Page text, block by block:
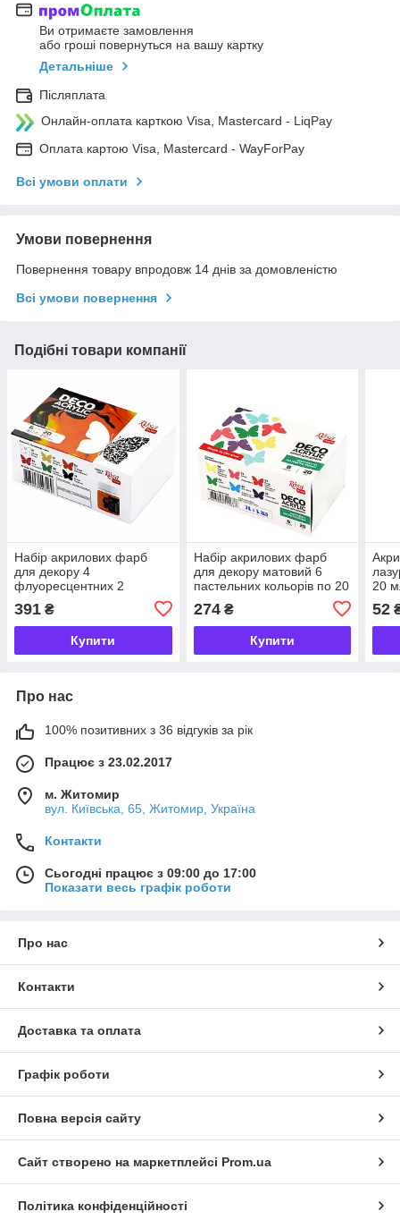
Ви отримаєте замовлення
або гроші повернуться на вашу картку
Детальніше
Післяплата
Онлайн-оплата карткою Visa, Mastercard - LiqPay
Оплата картою Visa, Mastercard - WayForPay
Всі умови оплати
Умови повернення
Повернення товару впродовж 14 днів за домовленістю
Всі умови повернення
Подібні товари компанії
Набір акрилових фарб
для декору 4
флуоресцентних 2
Talent, 90747268
391 ₴
Купити
Набір акрилових фарб
для декору матовий 6
пастельних кольорів по 20
мл Rosa Talent, 90747130
274₴
Купити
20
52
Про нас
100% позитивних з 36 відгуків за рік
Працює з 23.02.2017
м. Житомир
вул. Київська, 65, Житомир, Україна
Контакти
Сьогодні працює з 09:00 до 17:00
Показати весь графік роботи
Про нас
Контакти
Доставка та оплата
Графік роботи
Повна версія сайту
Сайт створено на маркетплейсі Prom.ua
Політика конфіденційності